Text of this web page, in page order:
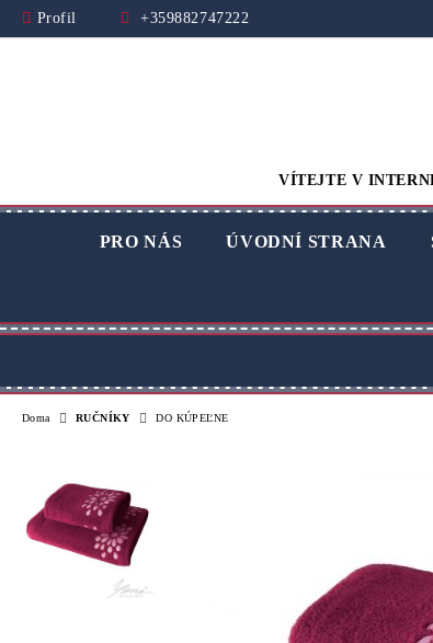
Profil +359882747222
VÍTEJTE V
PRO NÁS ÚVODNÍ STRANA
Doma RUČNÍKY DO KÚPEĽNE